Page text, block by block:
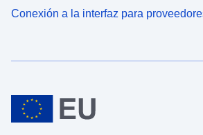
Conexión a la interfaz para